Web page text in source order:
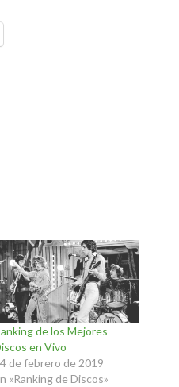
de los Mejores
en Vivo
de febrero de 2019
«Ranking de Discos»